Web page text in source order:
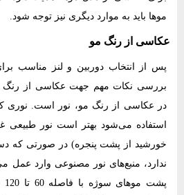
موها باید به موارد دیگری نیز توجه شود.
عکاسی از رنگ مو
پس از انتخاب دوربین و لنز مناسب
بررسی نکات مهم جهت عکاسی از رنگ
در عکاسی از رنگ مو، نور است. نوری
استفاده می‌شود بهتر است نور طبیعی
خورشید از پشت پنجره) در صورتی که
ندارد، منبع‌های نور مصنوعی وارد عمل